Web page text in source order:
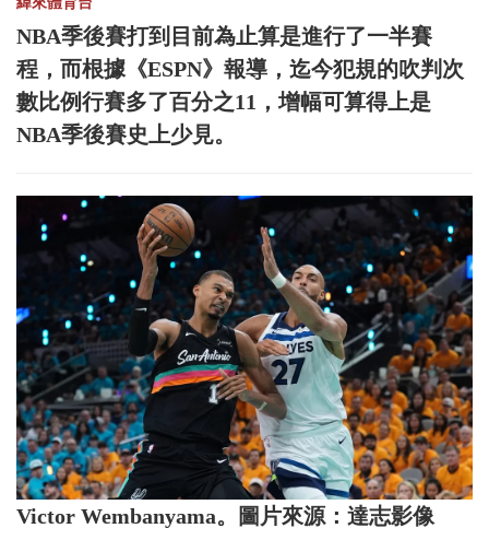
NBA季後賽打到目前為止算是進行了一半賽
程，而根據《ESPN》報導，迄今犯規的吹判次
數比例行賽多了百分之11，增幅可算得上是
NBA季後賽史上少見。
Victor Wembanyama。圖片來源：達志影像